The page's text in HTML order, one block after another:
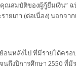
สมบัติของผู้กู้ยืมเงิน” ฉ
ยเก่า (ต่อเนื่อง) นอกจา
นหลังไป ที่มีรายได้ครอ
ถึงปีการศึกษา 2550 ที่